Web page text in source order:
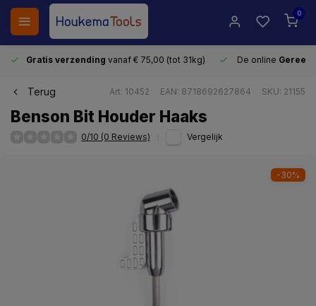
0
Gratis verzending vanaf € 75,00 (tot 31kg) De online
Terug Art: 10452 EAN: 8718692627864 SKU: 21155
Benson Bit Houder Haaks
0/10 (0 Reviews) Vergelijk
-30%